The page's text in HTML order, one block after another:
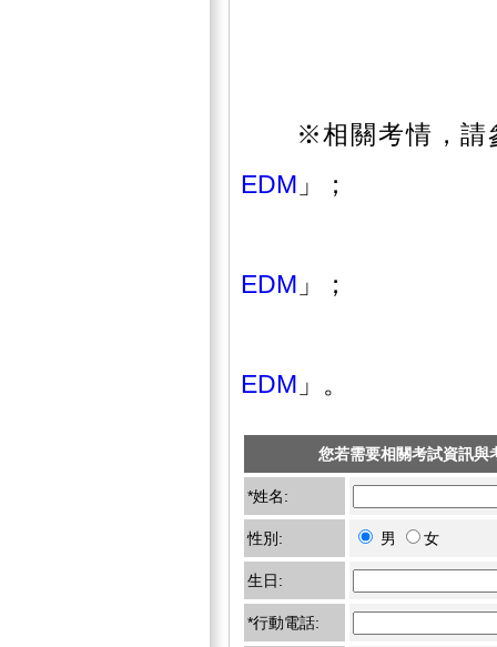
※相關考情，請
EDM 」；
EDM 」；
EDM 」。
您若需要相關考試資訊與
*姓名:
性別: 男 女
生日:
*行動電話: